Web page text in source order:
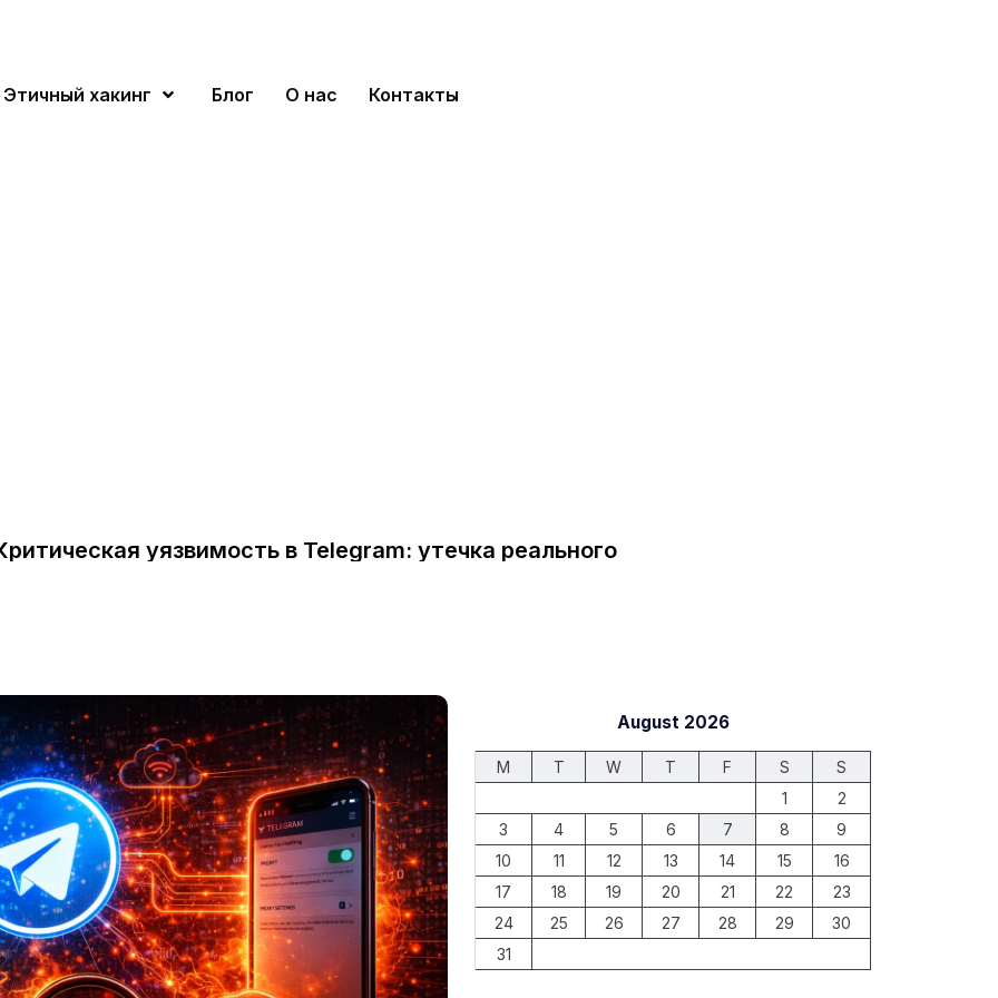
Этичный хакинг Блог О нас Контакты
уязвимость в Telegram: утечка реального
August 2026
M T W T F S
S
1
2
3
4 5 6 7 8
9
10
11 12 13 14 15
16
17
18 19 20 21 22
23
24
25 26 27 28 29
30
31